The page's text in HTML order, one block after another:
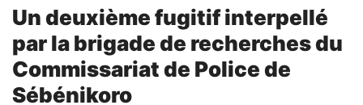
Un deuxième fugitif interpellé
par la brigade de recherches du
Commissariat de Police de
Sébénikoro